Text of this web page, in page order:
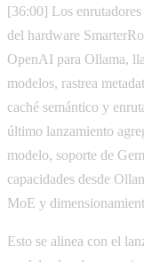
[36:00] Los
del hardware
OpenAI para Ollama,
modelos, rastrea
caché semántico y
último lanzamiento
modelo, soporte de
capacidades desde
MoE y
Esto se alinea con el